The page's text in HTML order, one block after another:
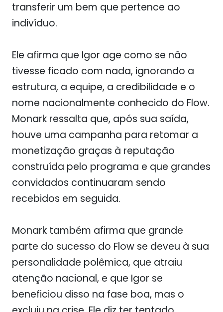
transferir um bem que pertence ao
indivíduo.
Ele afirma que Igor age como se não
tivesse ficado com nada, ignorando a
estrutura, a equipe, a credibilidade e o
nome nacionalmente conhecido do Flow.
Monark ressalta que, após sua saída,
houve uma campanha para retomar a
monetização graças à reputação
construída pelo programa e que grandes
convidados continuaram sendo
recebidos em seguida.
Monark também afirma que grande
parte do sucesso do Flow se deveu à sua
personalidade polêmica, que atraiu
atenção nacional, e que Igor se
beneficiou disso na fase boa, mas o